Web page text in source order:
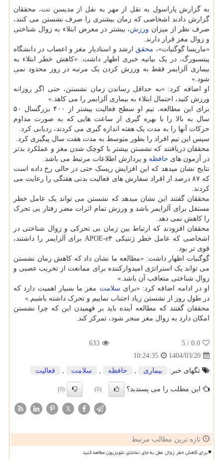
به گزارش پاراسول به نقل از مهر به نقل از مدیسن نت، محققان
گزارش دادند اشخاصی که زمان بیشتری را صرف نشستن می کنند،
صرف نظر از میزان ورزش، بیشتر در معرض ابتلاء به زوال شناختی
و زوال مغز قرار دارند.
«ماریسا گوگنیات»، محقق ارشد و استادیار مغز و اعصاب در دانشگاه
پیتسبورگ، در یک بیانیه خبری اظهار داشت: «کاهش خطر ابتلاء به
بیماری آلزایمر فقط به ورزش کردن یک مرتبه در روز محدود نمی
شود.»
او اضافه کرد: «به حداقل رساندن زمان نشستن، حتی اگر روزانه
ورزش کنید، احتمال ابتلاء به بیماری آلزایمر را می کاهد.»
برای این مطالعه، تیم او سطح فعالیت بیشتر از ۴۰۰ بزرگسال ۵۰
سال به بالا را با بهره گیری از ساعت هایی که به صورت مداوم
حرکات آنها را به مدت یک هفته اندازه گیری می کردند، ردیابی کرد.
سپس این تیم افراد را بطور متوسط به مدت هفت سال پیگیری کرد.
محققان دریافتند که نشستن بیشتر با کوچک شدن مغز و عملکرد بدتر
در آزمون های حافظه و پردازش اطلاعات مرتبط می باشد.
نتایج نشان میدهد که این افزایش ریسک حتی در حالی رخ داده است
که ۸۷ درصد از افراد سفارش های فعالیت بدنی هفتگی را رعایت می
کردند.
محققان گفتند این نشان میدهد که نشستن می تواند یک عامل خطر
مستقل برای آلزایمر باشد و ورزش تمام اثرات مضر رفتار بی تحرک
را کاهش نمی دهد.
محققان افزودند که ارتباط بین زمان بی تحرکی و زوال شناختی در
اشخاصی که عامل خطر ژنتیکی APOE-e۴ برای آلزایمر را داشتند،
قوی تر بود.
گوگنیات اظهار داشت: «مطالعه ما نشان داد که کاهش زمان نشستن
می تواند یک استراتژی امیدوارکننده برای ممانعت از تخریب عصبی و
زوال شناختی متعاقب آن باشد.»
او در ادامه اضافه کرد: «برای سلامت مغز ما بسیار اهمیت دارد که
در طول روز از نشستن زیاد اجتناب نماییم و تحرک داشته باشیم.»
محققان گفتند که مطالعه آینده باید بر فهمیدن این که چرا نشستن
امکان دارد به زوال مغز منجر شود، تمرکز کند.
0.0
/ 5
633
1404/03/20
10:24:35
تگهای خبر:
بیماری , حافظه , سلامت , فعالیت
این مطلب را می پسندید؟ (0)
(0)
X
تازه ترین مطالب مرتبط
برای کاهش خطر زوال عقل به جای تماشای تلویزیون مطالعه کنید